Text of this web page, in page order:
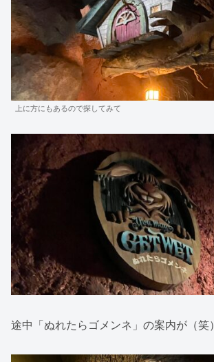
上に方にもあるので探してみて
途中「ぬれたらゴメンネ」の案内が（笑）